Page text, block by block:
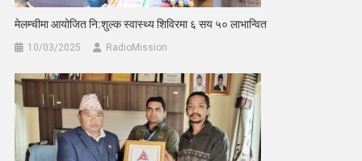
मेलम्चीमा आयोजित नि:शुल्क स्वास्थ्य शिविरमा ६ सय ५० लाभान्वित
10/03/2025 RadioMission